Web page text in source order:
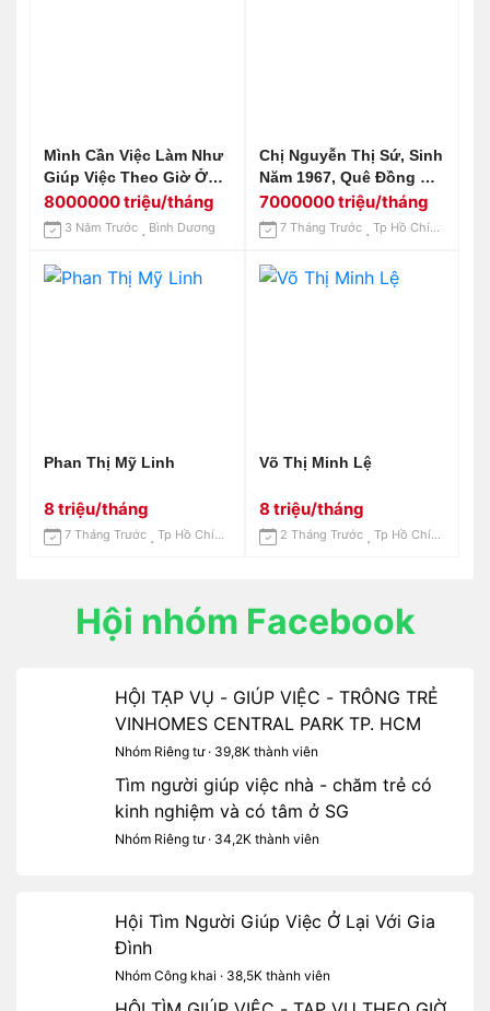
Mình Cần Việc Làm Như
Giúp Việc Theo Giờ Ở
Thủ Dầu Một Bình
Dương
8000000 triệu/tháng
3 Năm Trước Bình Dương
Chị Nguyễn Thị Sứ, Sinh
Năm 1967, Quê Đồng Nai
Cần Tìm Việc
7000000 triệu/tháng
7 Tháng Trước Tp Hồ Chí Minh
Phan Thị Mỹ Linh
8 triệu/tháng
7 Tháng Trước Tp Hồ Chí Minh
Võ Thị Minh Lệ
8 triệu/tháng
2 Tháng Trước Tp Hồ Chí Minh
Hội nhóm Facebook
HỘI TẠP VỤ - GIÚP VIỆC - TRÔNG TRẺ
VINHOMES CENTRAL PARK TP. HCM
Nhóm Riêng tư · 39,8K thành viên
Tìm người giúp việc nhà - chăm trẻ có
kinh nghiệm và có tâm ở SG
Nhóm Riêng tư · 34,2K thành viên
Hội Tìm Người Giúp Việc Ở Lại Với Gia
Đình
Nhóm Công khai · 38,5K thành viên